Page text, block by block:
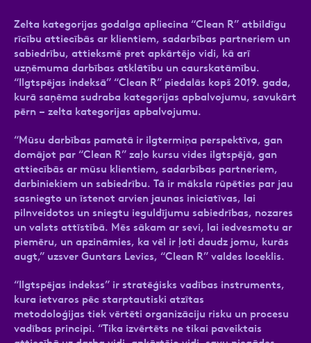
Zelta kategorijas godalga apliecina “Clean R” atbildīgu
rīcību attiecībās ar klientiem, sadarbības partneriem un
sabiedrību, attieksmē pret apkārtējo vidi, kā arī
uzņēmuma darbības atklātību un caurskatāmību.
“Ilgtspējas indeksā” “Clean R” piedalās kopš 2019. gada,
kurā saņēma sudraba kategorijas apbalvojumu, savukārt
pērn – zelta kategorijas apbalvojumu.
“Mūsu darbības pamatā ir ilgtermiņa perspektīva, gan
domājot par “Clean R” zaļo kursu vides ilgtspējā, gan
attiecībās ar mūsu klientiem, sadarbības partneriem,
darbiniekiem un sabiedrību. Tā ir māksla rūpēties par jau
sasniegto un īstenot arvien jaunas iniciatīvas, lai
pilnveidotos un sniegtu ieguldījumu sabiedrības, nozares
un valsts attīstībā. Mēs sākam ar sevi, lai iedvesmotu ar
piemēru, un apzināmies, ka vēl ir ļoti daudz jomu, kurās
augt,” uzsver Guntars Levics, “Clean R” valdes loceklis.
“Ilgtspējas indekss” ir stratēģisks vadības instruments,
kura ietvaros pēc starptautiski atzītas
metodoloģijas tiek vērtēti organizāciju risku un procesu
vadības principi. “Tika izvērtēts ne tikai paveiktais
Atzīmējiet, ka piekrītat personas datu
apstrādei.
Vairāk